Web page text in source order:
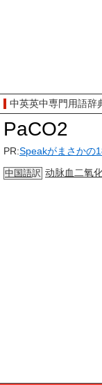
中英英中専門用語辞
PaCO2
PR:Speakがまさかの
中国語訳 动脉血 二氧